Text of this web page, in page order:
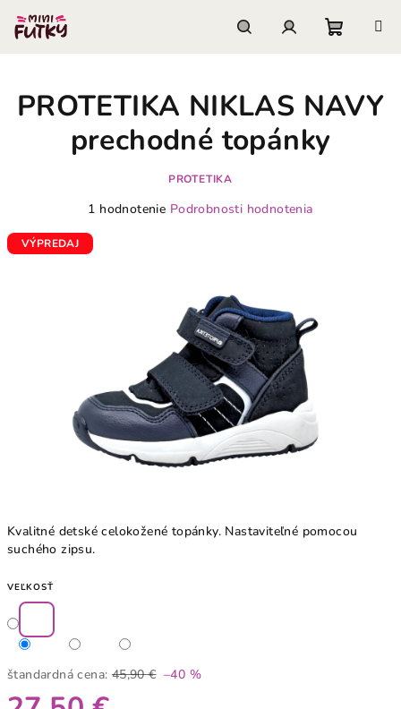
obsah
košík
Kvalitné detské celokožené topánky. Nastaviteľné pomocou
suchého zipsu.
VEĽKOSŤ
štandardná cena: 45,90 € –40 %
PROTETIKA NIKLAS NAVY
prechodné topánky
PROTETIKA
Priemerné
produktu
1 hodnotenie Podrobnosti hodnotenia
VÝPREDAJ